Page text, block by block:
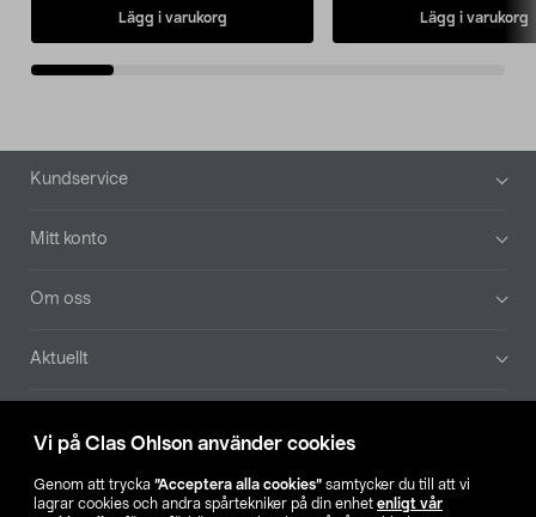
Vi på Clas Ohlson använder cookies
Genom att trycka ”Acceptera alla cookies” samtycker du till att vi
lagrar cookies och andra spårtekniker på din enhet enligt vår
Lägg i varukorg Lägg i varukorg
Sidfot
Kundservice
Mitt konto
Om oss
Aktuellt
Hitta butik